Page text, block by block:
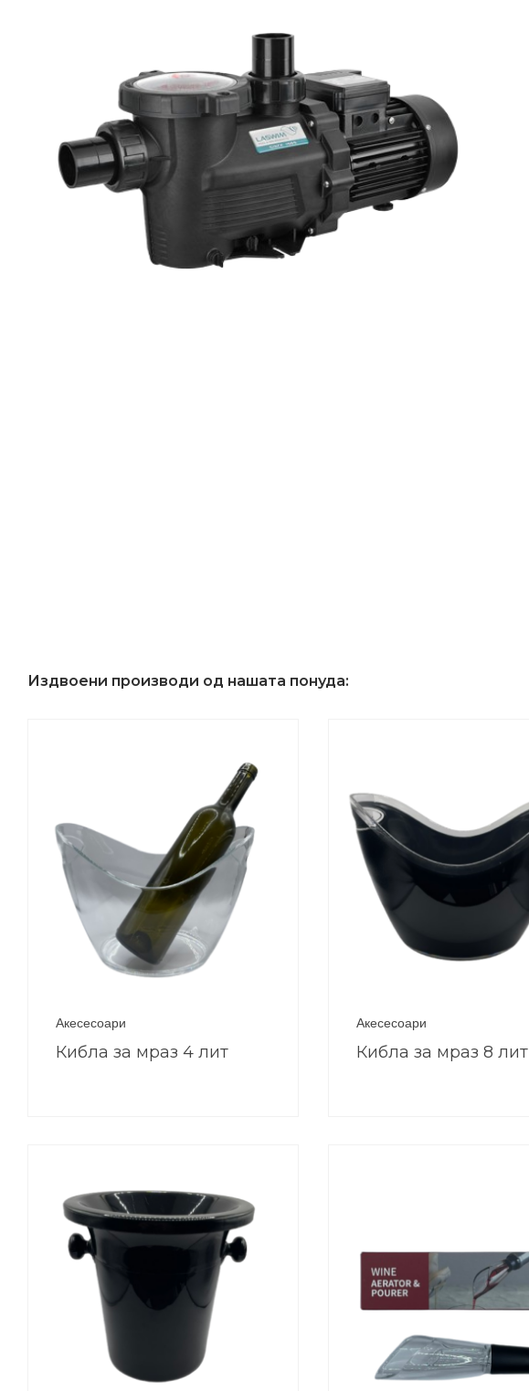
Издвоени производи од нашата понуда:
Акесесоари
Кибла за мраз 4 лит
Акесесоари
Кибла за мраз 8 лит